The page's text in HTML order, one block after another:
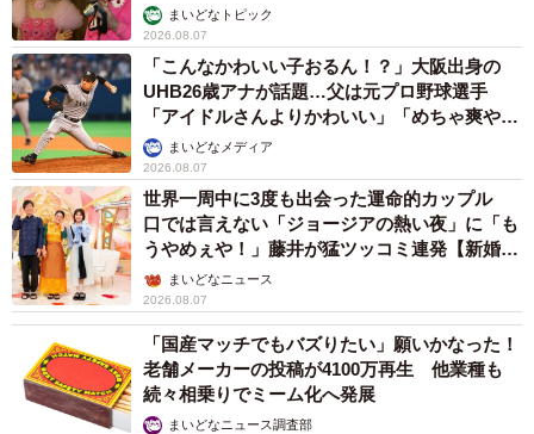
まいどなトピック
2026.08.07
「こんなかわいい子おるん！？」大阪出身の
UHB26歳アナが話題…父は元プロ野球選手
「アイドルさんよりかわいい」「めちゃ爽や
か」まいどなメディア
2026.08.07
世界一周中に3度も出会った運命的カップル
口では言えない「ジョージアの熱い夜」に「も
うやめぇや！」藤井が猛ツッコミ連発【新婚さ
ん】まいどなニュース
2026.08.07
「国産マッチでもバズりたい」願いかなった！
老舗メーカーの投稿が4100万再生 他業種も
続々相乗りでミーム化へ発展
まいどなニュース調査部